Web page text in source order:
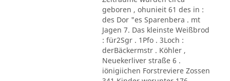
geboren , ohunieit 61 des in :
des Dor "es Sparenbera . mt
Jagen 7. Das kleinste Weißbrod
: für2Sgr . 1Pfo . 3Loch :
derBäckermstr . Köhler ,
Neuekerliver straße 6 .
iönigiichen Forstreviere Zossen